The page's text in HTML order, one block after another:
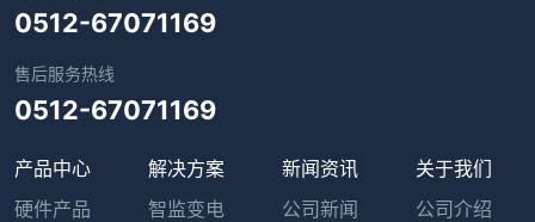
0512-67071169
售后服务热线
0512-67071169
产品中心
硬件产品
解决方案
智监变电
新闻资讯
公司新闻
关于我们
公司介绍